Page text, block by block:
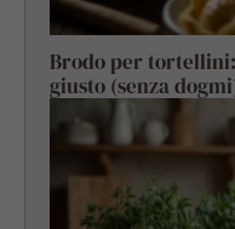
Brodo per
giusto (senza